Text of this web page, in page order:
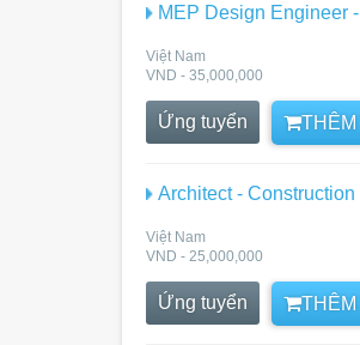
MEP Design Engineer
Việt Nam
VND - 35,000,000
Ứng tuyển THÊM
Architect - Construction
Việt Nam
VND - 25,000,000
Ứng tuyển THÊM